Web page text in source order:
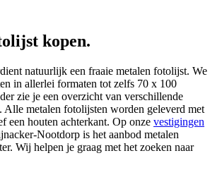
kopen.
natuurlijk een fraaie metalen fotolijst. We
in allerlei formaten tot zelfs 70 x 100
zie je een overzicht van verschillende
Alle metalen fotolijsten worden geleverd met
een houten achterkant. Op onze vestigingen
Nootdorp is het aanbod metalen
Wij helpen je graag met het zoeken naar